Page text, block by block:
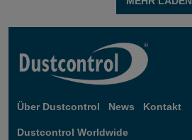
Über Dustcontrol News Kontakt
Dustcontrol Worldwide